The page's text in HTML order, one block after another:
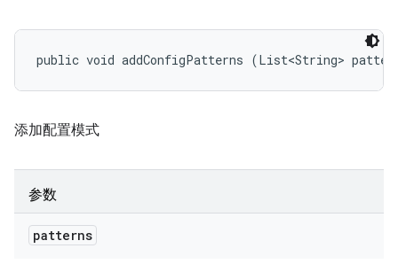
public void addConfigPatterns (List<String>
添加配置模式
参数
patterns